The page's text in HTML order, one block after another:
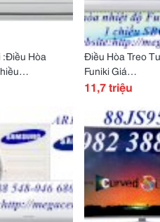
:Điều Hòa
Ryn25Cjxv1V
Điều Hòa Treo
Funiki Giá
11,7 triệu